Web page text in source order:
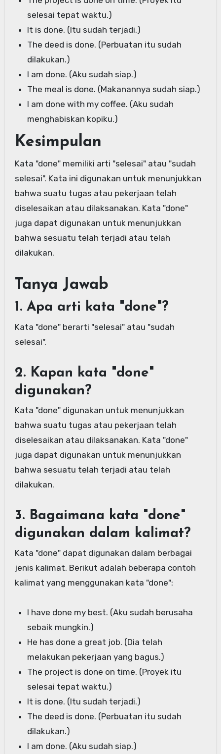
selesai tepat waktu.)
It is done. (Itu sudah terjadi.)
The deed is done. (Perbuatan itu sudah
dilakukan.)
I am done. (Aku sudah siap.)
The meal is done. (Makanannya sudah siap.)
I am done with my coffee. (Aku sudah
menghabiskan kopiku.)
Kesimpulan
Kata "done" memiliki arti "selesai" atau "sudah
selesai". Kata ini digunakan untuk menunjukkan
bahwa suatu tugas atau pekerjaan telah
diselesaikan atau dilaksanakan. Kata "done"
juga dapat digunakan untuk menunjukkan
bahwa sesuatu telah terjadi atau telah
dilakukan.
Tanya Jawab
1. Apa arti kata "done"?
Kata "done" berarti "selesai" atau "sudah
selesai".
2. Kapan kata "done"
digunakan?
Kata "done" digunakan untuk menunjukkan
bahwa suatu tugas atau pekerjaan telah
diselesaikan atau dilaksanakan. Kata "done"
juga dapat digunakan untuk menunjukkan
bahwa sesuatu telah terjadi atau telah
dilakukan.
3. Bagaimana kata "done"
digunakan dalam kalimat?
Kata "done" dapat digunakan dalam berbagai
jenis kalimat. Berikut adalah beberapa contoh
kalimat yang menggunakan kata "done":
I have done my best. (Aku sudah berusaha
sebaik mungkin.)
He has done a great job. (Dia telah
melakukan pekerjaan yang bagus.)
The project is done on time. (Proyek itu
selesai tepat waktu.)
It is done. (Itu sudah terjadi.)
The deed is done. (Perbuatan itu sudah
dilakukan.)
I am done. (Aku sudah siap.)